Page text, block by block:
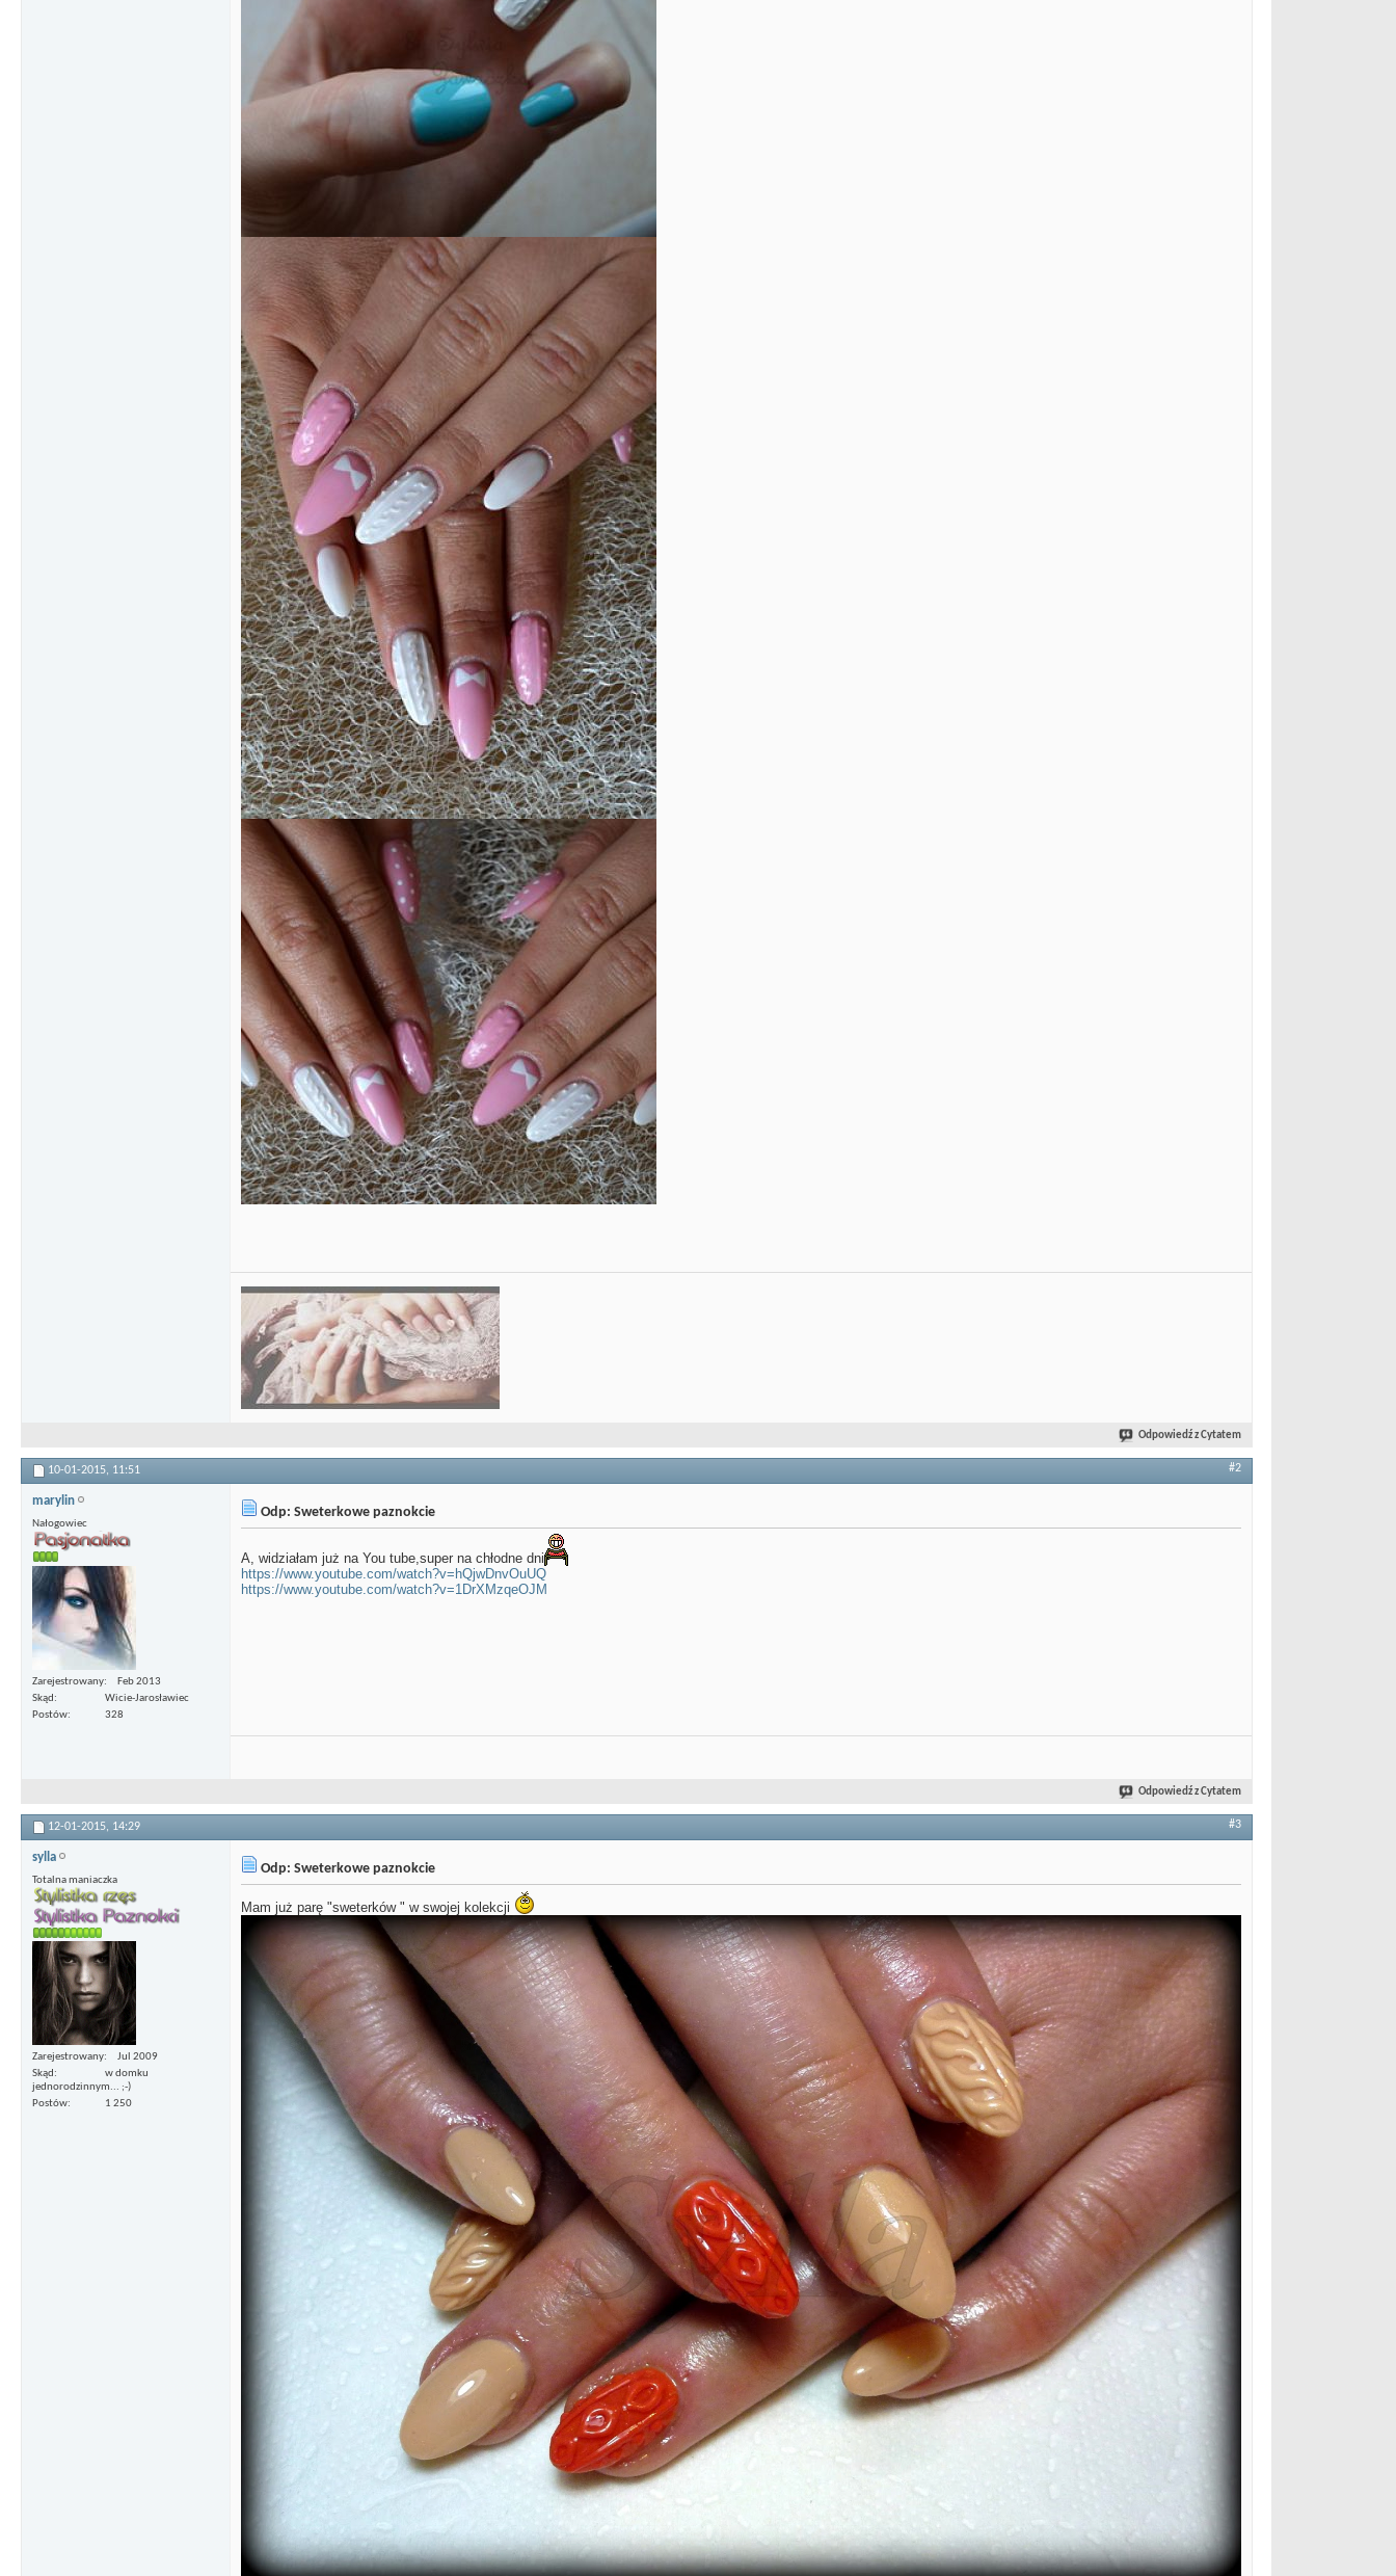
Odpowiedź z Cytatem
10-01-2015, 11:51 #2
marylin
Nałogowiec
Zarejestrowany
Feb 2013
Skąd
Wicie-Jarosławiec
Postów
328
Odp: Sweterkowe paznokcie
A, widziałam już na You tube,super na chłodne dni
https://www.youtube.com/watch?v=hQjwDnvOuUQ
https://www.youtube.com/watch?v=1DrXMzqeOJM
Odpowiedź z Cytatem
12-01-2015, 14:29 #3
sylla
Totalna maniaczka
Zarejestrowany
Jul 2009
Skąd
w domku
jednorodzinnym... ;-)
Postów
1 250
Odp: Sweterkowe paznokcie
Mam już parę "sweterków " w swojej kolekcji